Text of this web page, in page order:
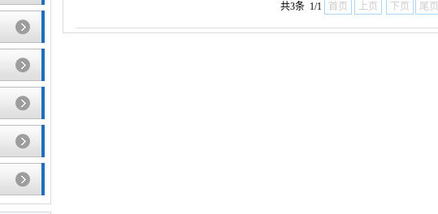
共3条 1/1 首页 上页 下页 尾页